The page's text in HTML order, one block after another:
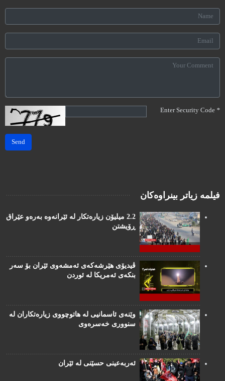
*
Send
فیلمە زیاتر بینراوەکان
2.2 میلیۆن زیارەتکار لە ئێرانەوە بەرەو عێراق
ڕۆیشتن
ڤیدیۆی هێرشەکەی ئەمشەوی ئێران بۆ سەر
بنکەی ئەمریکا لە ئوردن
وێنەی ئاسمانیی لە هاتوچووی زیارەتکاران لە
سنووری خەسرەوی
ئەربەعینی حسێنی لە ئێران